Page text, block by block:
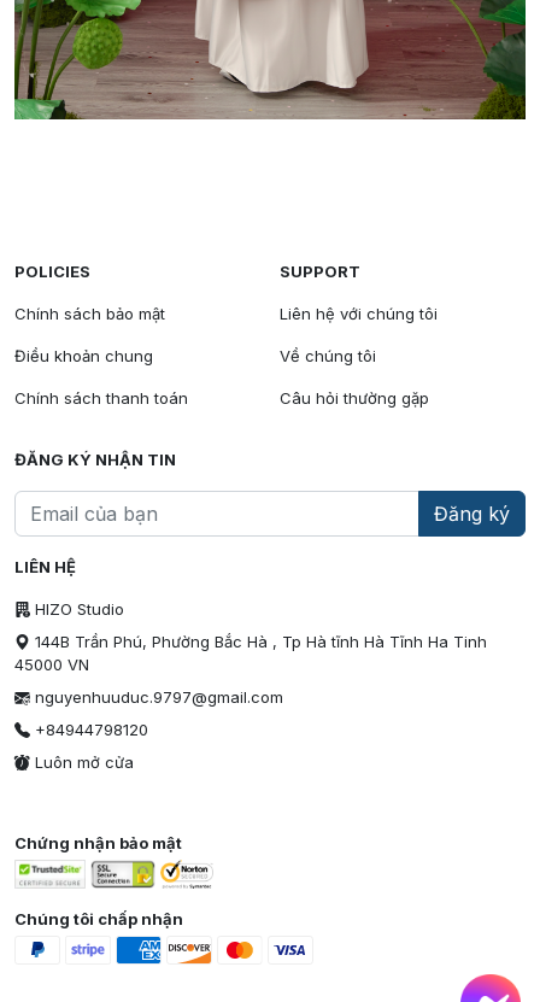
LIÊN HỆ
HIZO Studio
144B Trần Phú, Phường Bắc Hà , Tp Hà tĩnh Hà Tĩnh Ha Tinh
45000 VN
nguyenhuuduc.9797@gmail.com
+84944798120
Luôn mở cửa
POLICIES
Chính sách bảo mật
Điều khoản chung
Chính sách thanh toán
SUPPORT
Liên hệ với chúng tôi
Về chúng tôi
Câu hỏi thường gặp
ĐĂNG KÝ NHẬN TIN
Đăng ký
Chứng nhận bảo mật
Chúng tôi chấp nhận